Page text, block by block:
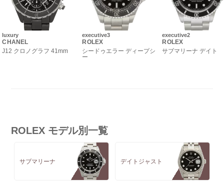
luxury
CHANEL
J12 クロノグラフ 41mm
executive3
ROLEX
シードゥエラー ディープシ
ー
executive2
ROLEX
サブマリーナ デイト
ROLEX モデル別一覧
サブマリーナ デイトジャスト